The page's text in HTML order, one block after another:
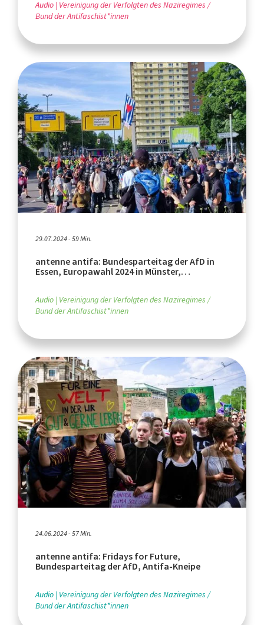
Audio Vereinigung der Verfolgten des Naziregimes /
Bund der Antifaschist*innen
29.07.2024 - 59 Min.
antenne antifa: Bundesparteitag der AfD in
Essen, Europawahl 2024 in Münster,
Audio Vereinigung der Verfolgten des Naziregimes /
Bund der Antifaschist*innen
24.06.2024 - 57 Min.
antenne antifa: Fridays for Future,
Bundesparteitag der AfD, Antifa-Kneipe
Audio Vereinigung der Verfolgten des Naziregimes /
Bund der Antifaschist*innen